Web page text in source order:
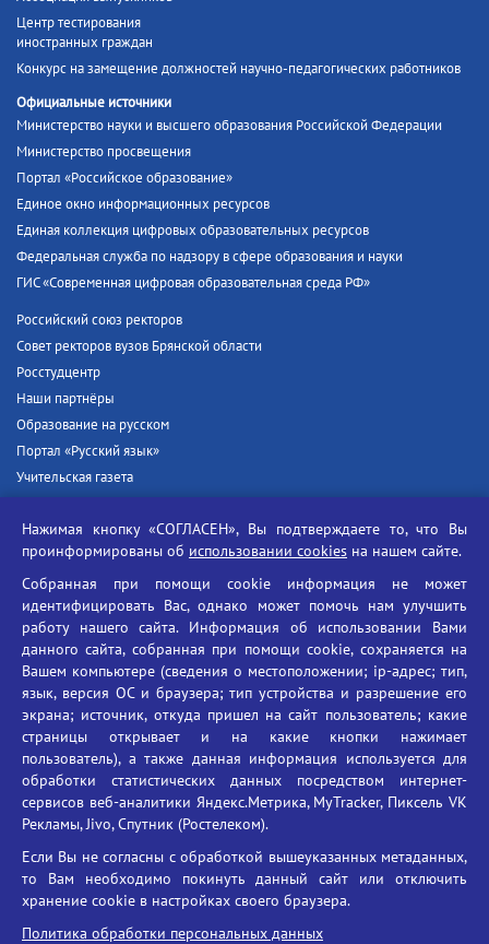
Центр тестирования
иностранных граждан
Конкурс на замещение должностей научно-педагогических работников
Официальные источники
Министерство науки и высшего образования Российской Федерации
Министерство просвещения
Портал «Российское образование»
Единое окно информационных ресурсов
Единая коллекция цифровых образовательных ресурсов
Федеральная служба по надзору в сфере образования и науки
ГИС «Современная цифровая образовательная среда РФ»
Российский союз ректоров
Совет ректоров вузов Брянской области
Росстудцентр
Наши партнёры
Образование на русском
Портал «Русский язык»
Учительская газета
Единый портал государственных услуг
Противодействие угрозам информационной безопасности
Социальные ролики - Генеральная прокуратура РФ
Противодействие коррупции
БГУ против наркотиков
Брянский государственный университет
имени академика И.Г. Петровского
Время работы: пн-пт 09:00-18:00
E-mail: bryanskgu@mail.ru
Телефон: +7(4832)58-90-85
Нажимая кнопку «СОГЛАСЕН», Вы подтверждаете то, что Вы
проинформированы об использовании cookies на нашем сайте.
Собранная при помощи cookie информация не может
идентифицировать Вас, однако может помочь нам улучшить
работу нашего сайта. Информация об использовании Вами
данного сайта, собранная при помощи cookie, сохраняется на
Вашем компьютере (сведения о местоположении; ip-адрес; тип,
язык, версия ОС и браузера; тип устройства и разрешение его
экрана; источник, откуда пришел на сайт пользователь; какие
страницы открывает и на какие кнопки нажимает
пользователь), а также данная информация используется для
обработки статистических данных посредством интернет-
сервисов веб-аналитики Яндекс.Метрика, MyTracker, Пиксель VK
Рекламы, Jivo, Спутник (Ростелеком).
Если Вы не согласны с обработкой вышеуказанных метаданных,
то Вам необходимо покинуть данный сайт или отключить
хранение cookie в настройках своего браузера.
Политика обработки персональных данных